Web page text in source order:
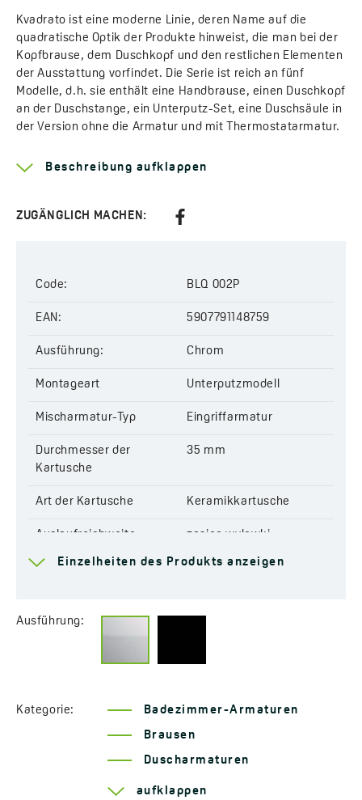
Kvadrato ist eine moderne Linie, deren Name auf die
quadratische Optik der Produkte hinweist, die man bei der
Kopfbrause, dem Duschkopf und den restlichen Elementen
der Ausstattung vorfindet. Die Serie ist reich an fünf
Modelle, d.h. sie enthält eine Handbrause, einen Duschkopf
an der Duschstange, ein Unterputz-Set, eine Duschsäule in
der Version ohne die Armatur und mit Thermostatarmatur.
Montageelemente in der Wand zu verbergen Die Säule mit
Blockierung bei der Einstellung einer konstanten
Montagemethode:
Unterputzmodell
Kartusche Typ:
Keramikkartusche
5907791148759
Beschreibung aufklappen
ZUGÄNGLICH MACHEN:
Code: BLQ 002P
EAN: 5907791148759
Ausführung: Chrom
Montageart Unterputzmodell
Mischarmatur-Typ Eingriffarmatur
Durchmesser der
Kartusche
35 mm
Art der Kartusche Keramikkartusche
Auslaufreichweite
zasięg wylewki
Handbrause
Handbrause-Düse
Zusätzliche Funktionen
Mit Verdrehschutz-
System
der oberen Kopfbrause
Einzelheiten des Produkts anzeigen
Ausführung:
Kategorie: Badezimmer-Armaturen
Brausen
Duscharmaturen
Duschsets mit
aufklappen